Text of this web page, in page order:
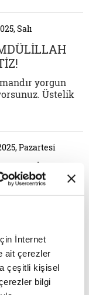
İnternet
ait çerezler
çeşitli kişisel
bilgi
buharlar…
kolonileri…
vahşi
balinaları
Kuzey
tanıklık
Salı
yorgun
Üstelik
arıyorsunuz.
gidip sosyal
fiyakalı
paylaştığı şu
dışı tatil
gitmek için
Pazartesi
VE GİZEMCI
ırkçı ve
zihniyeti
rasyonel
bilinir.
son derece
bir biçimde
Perşembe